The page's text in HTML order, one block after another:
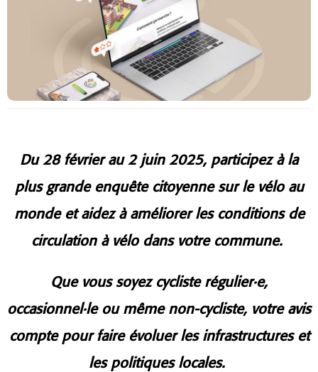
Du 28 février au 2 juin 2025, participez à la
plus grande enquête citoyenne sur le vélo au
monde et aidez à améliorer les conditions de
circulation à vélo dans votre commune.
Que vous soyez cycliste régulier·e,
occasionnel·le ou même non-cycliste, votre avis
compte pour faire évoluer les infrastructures et
les politiques locales.